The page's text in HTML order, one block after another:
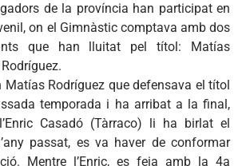
de la província han participat en
on el Gimnàstic comptava amb dos
que han lluitat pel títol: Matías
Matías Rodríguez que defensava el títol
temporada i ha arribat a la final,
Casadó (Tàrraco) li ha birlat el
passat, es va haver de conformar
Mentre l’Enric, es feia amb la 4a